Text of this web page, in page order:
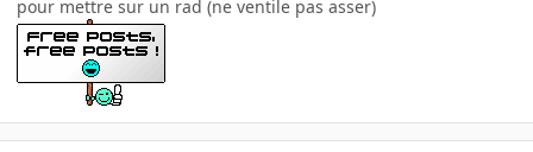
pour mettre sur un rad (ne ventile pas asser)